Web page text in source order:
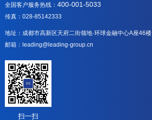
全国客户服务热线： 400-001-5033
传真：028-85142333
地址：成都市高新区天府二街领地·环球金融中心A座46楼
邮箱：leading@leading-group.cn
扫一扫